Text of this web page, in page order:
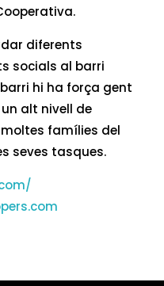
diferents
socials al barri
hi ha força gent
alt nivell de
famílies del
seves tasques.